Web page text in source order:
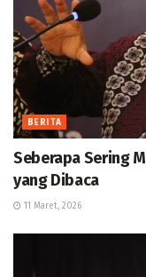
BERITA
Seberapa Sering
yang Dibaca
11 Maret, 2026